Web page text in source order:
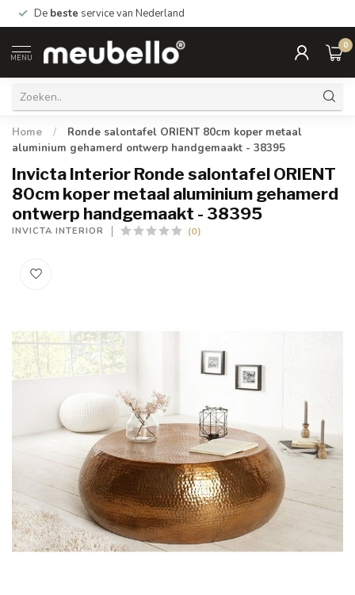
De beste service van Nederland
MENU
0
Home /
Ronde salontafel ORIENT 80cm koper metaal
aluminium gehamerd ontwerp handgemaakt - 38395
Invicta Interior Ronde salontafel ORIENT
80cm koper metaal aluminium gehamerd
ontwerp handgemaakt - 38395
INVICTA INTERIOR (0)